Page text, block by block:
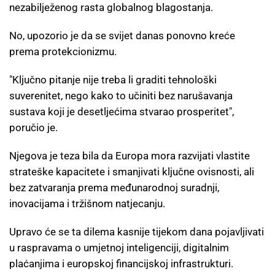
nezabilježenog rasta globalnog blagostanja.
No, upozorio je da se svijet danas ponovno kreće
prema protekcionizmu.
"Ključno pitanje nije treba li graditi tehnološki
suverenitet, nego kako to učiniti bez narušavanja
sustava koji je desetljećima stvarao prosperitet",
poručio je.
Njegova je teza bila da Europa mora razvijati vlastite
strateške kapacitete i smanjivati ključne ovisnosti, ali
bez zatvaranja prema međunarodnoj suradnji,
inovacijama i tržišnom natjecanju.
Upravo će se ta dilema kasnije tijekom dana pojavljivati
u raspravama o umjetnoj inteligenciji, digitalnim
plaćanjima i europskoj financijskoj infrastrukturi.